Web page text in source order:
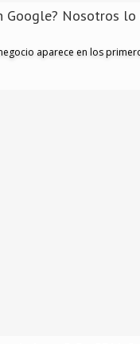
Google? Nosotros lo
aparece en los